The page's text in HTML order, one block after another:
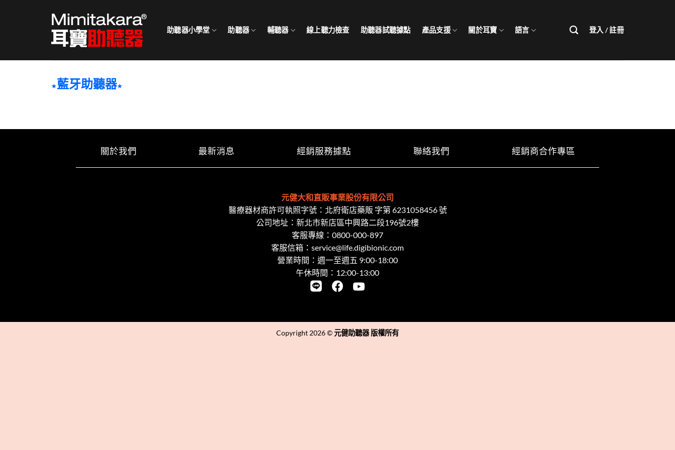
助聽器小學堂 助聽器 輔聽器 線上聽力檢查 助聽器試聽據點 產品支援 關於耳寶 語言 登入 / 註冊
★藍牙助聽器★
關於我們 最新消息 經銷服務據點 聯絡我們 經銷商合作專區
元健大和直販事業股份有限公司
醫療器材商許可執照字號：北府衛店藥販 字第 6231058456 號
公司地址：新北市新店區中興路二段​196號2樓
客服專線： 0800-000-897
客服信箱： service@life.digibionic.com
營業時間：週一至週五 9:00-18:00
午休時間：12:00-13:00
Copyright 2026 ©元健助聽器 版權所有